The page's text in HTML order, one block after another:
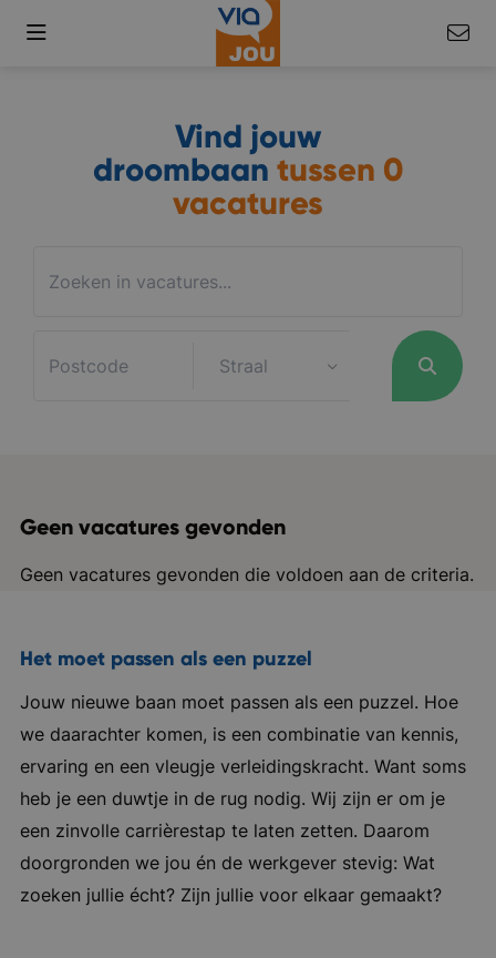
Vind jouw
droombaan tussen 0
vacatures
Geen vacatures gevonden
Geen vacatures gevonden die voldoen aan de criteria.
Het moet passen als een puzzel
Jouw nieuwe baan moet passen als een puzzel. Hoe
we daarachter komen, is een combinatie van kennis,
ervaring en een vleugje verleidingskracht. Want soms
heb je een duwtje in de rug nodig. Wij zijn er om je
een zinvolle carrièrestap te laten zetten. Daarom
doorgronden we jou én de werkgever stevig: Wat
zoeken jullie écht? Zijn jullie voor elkaar gemaakt?